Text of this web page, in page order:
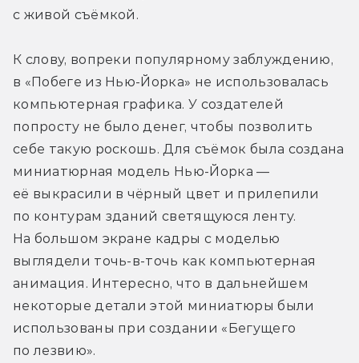
с живой съёмкой.
К слову, вопреки популярному заблуждению,
в «Побеге из Нью-Йорка» не использовалась
компьютерная графика. У создателей
попросту не было денег, чтобы позволить
себе такую роскошь. Для съёмок была создана
миниатюрная модель Нью-Йорка —
её выкрасили в чёрный цвет и прилепили
по контурам зданий светящуюся ленту.
На большом экране кадры с моделью
выглядели точь-в-точь как компьютерная
анимация. Интересно, что в дальнейшем
некоторые детали этой миниатюры были
использованы при создании «Бегущего
по лезвию».